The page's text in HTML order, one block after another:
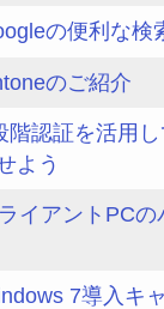
の便利な検
のご紹介
階認証を活用
よう
イアントPCの
7導入キ